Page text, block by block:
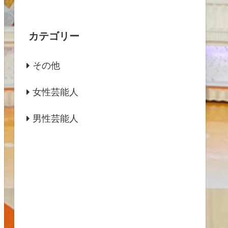
カテゴリー
その他
女性芸能人
男性芸能人